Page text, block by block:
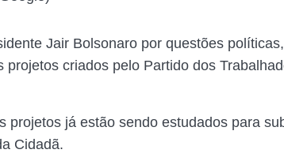
Jair Bolsonaro por questões
projetos criados pelo Partido dos
projetos já estão sendo estudados para
Cidadã.